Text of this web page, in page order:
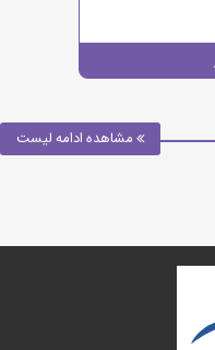
مشاهده ادامه لیست